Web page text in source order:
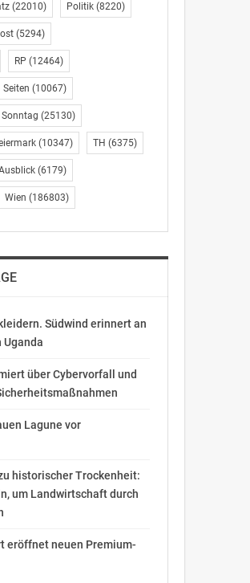
(22010) Politik(8220)
(5294)
RP (12464)
Seiten (10067)
Sonntag (25130)
(10347) TH (6375)
(6179)
Wien (186803)
Südwind erinnert an
Uganda
über Cybervorfall und
Lagune vor
historischer Trockenheit:
um Landwirtschaft durch
eröffnet neuen Premium-